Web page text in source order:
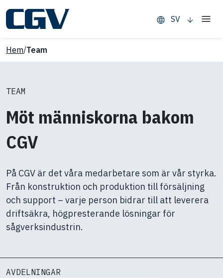
SV
Hem/Team
TEAM
Möt människorna bakom
CGV
På CGV är det våra medarbetare som är vår styrka.
Från konstruktion och produktion till försäljning
och support – varje person bidrar till att leverera
driftsäkra, högpresterande lösningar för
sågverksindustrin.
AVDELNINGAR